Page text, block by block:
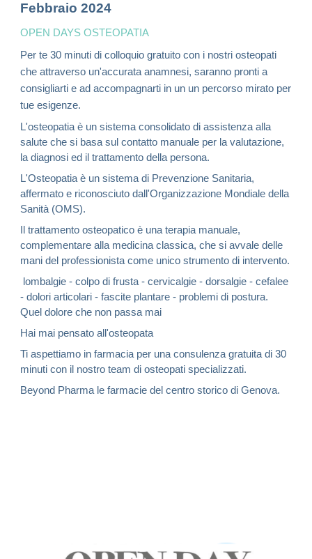
Febbraio 2024
OPEN DAYS OSTEOPATIA
Per te30 minuti di colloquio gratuito con i nostri osteopati
cheattraverso un'accurata anamnesi, saranno prontia
consigliarti e ad accompagnarti in un un percorso mirato per
tue esigenze.
L'osteopatia è un sistema consolidato di assistenza alla
salute che si basa sul contatto manuale per la valutazione,
la diagnosi ed il trattamento della persona.
L'Osteopatia è un sistema di Prevenzione Sanitaria,
affermato e riconosciuto dall'Organizzazione Mondiale della
Sanità (OMS).
Il trattamento osteopatico è una terapia manuale,
complementare alla medicina classica, che si avvale delle
mani del professionista come unico strumento di intervento.
lombalgie - colpo di frusta - cervicalgie - dorsalgie - cefalee
- dolori articolari - fascite plantare - problemi di postura.
Quel dolore che non passa mai
Hai mai pensato all'osteopata
Ti aspettiamo in farmacia per una consulenza gratuita di 30
minuti con il nostro team di osteopati specializzati.
Beyond Pharma le farmacie del centro storico di Genova.